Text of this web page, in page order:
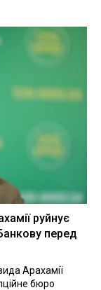
руйнує
перед
Арахамії
бюро